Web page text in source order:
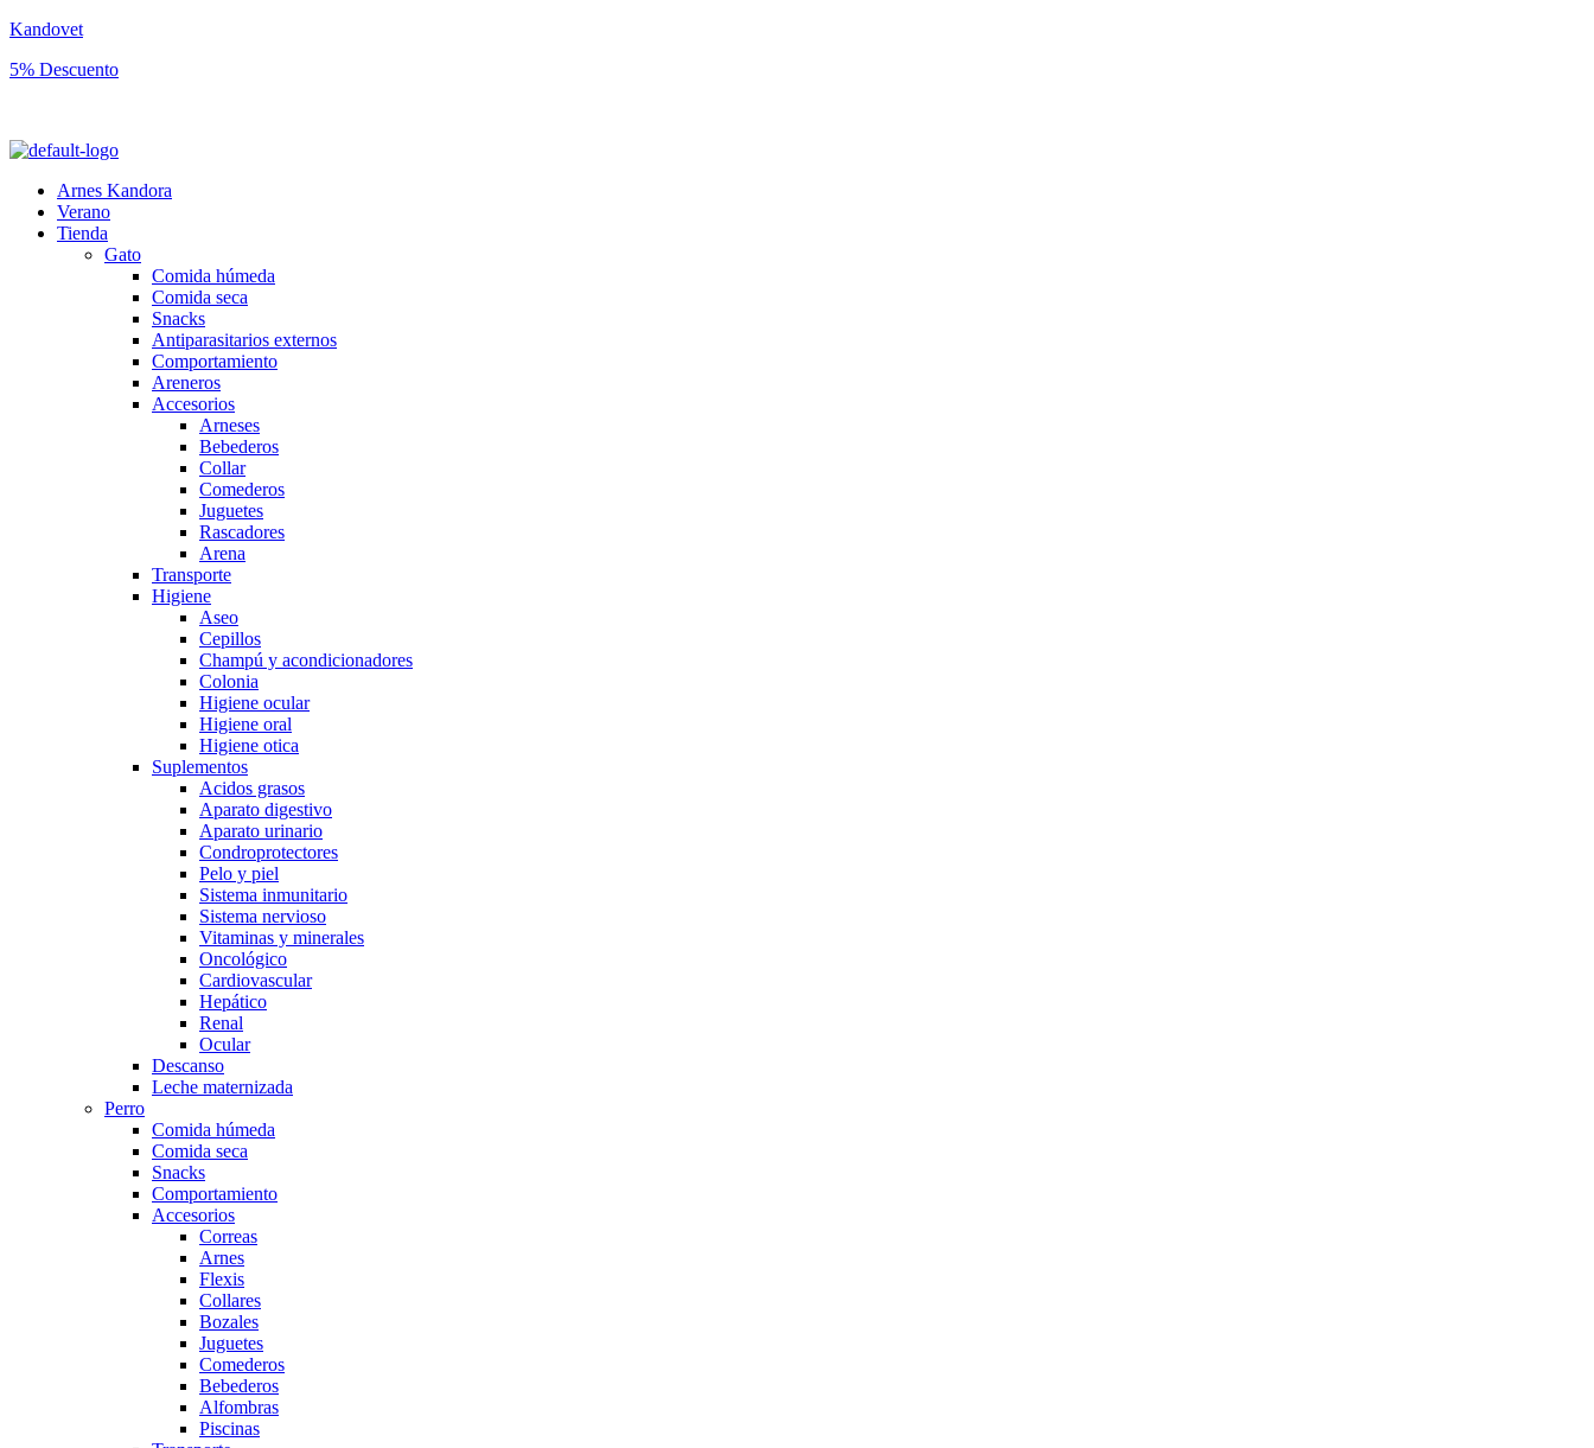
Kandovet
5% Descuento
Arnes Kandora
Verano
Tienda
Gato
Comida húmeda
Comida seca
Snacks
Antiparasitarios externos
Comportamiento
Areneros
Accesorios
Arneses
Bebederos
Collar
Comederos
Juguetes
Rascadores
Arena
Transporte
Higiene
Aseo
Cepillos
Champú y acondicionadores
Colonia
Higiene ocular
Higiene oral
Higiene otica
Suplementos
Acidos grasos
Aparato digestivo
Aparato urinario
Condroprotectores
Pelo y piel
Sistema inmunitario
Sistema nervioso
Vitaminas y minerales
Oncológico
Cardiovascular
Hepático
Renal
Ocular
Descanso
Leche maternizada
Perro
Comida húmeda
Comida seca
Snacks
Comportamiento
Accesorios
Correas
Arnes
Flexis
Collares
Bozales
Juguetes
Comederos
Bebederos
Alfombras
Piscinas